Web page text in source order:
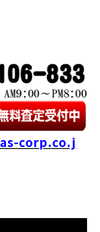
corp.co.j